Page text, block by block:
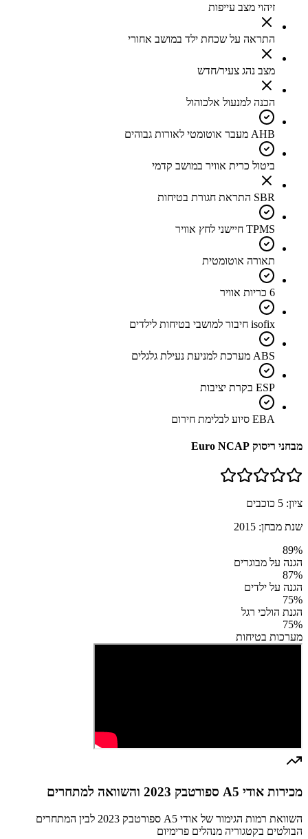
זיהוי מצב עייפות
התראה על שכחת ילד במושב אחורי
מצב נהג צעיר/חדש
הכנה למנעול אלכוהול
AHB מעבר אוטומטי לאורות גבוהים
ביטול כרית אוויר במושב קדמי
SBR התראת חגורת בטיחות
TPMS חיישני לחץ אוויר
תאורה אוטומטית
6 כריות אוויר
isofix חיבור למושבי בטיחות לילדים
ABS מערכת למניעת נעילת גלגלים
ESP בקרת יציבות
EBA סיוע לבלימת חירום
מבחני ריסוק Euro NCAP
ציון: 5 כוכבים
שנת מבחן: 2015
89%
הגנה על מבוגרים
87%
הגנה על ילדים
75%
הגנת הולכי רגל
75%
מערכות בטיחות
מכירות אודי A5 ספורטבק 2023 והשוואה למתחרים
השוואת רמות הגימור של אודי A5 ספורטבק 2023 לבין המתחרים
הבולטים בקטגוריה מנהלים פרימיום